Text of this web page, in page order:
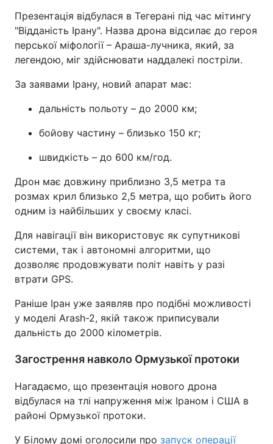
Презентація відбулася в Тегерані під час мітингу
"Відданість Ірану". Назва дрона відсилає до героя
перської міфології – Араша-лучника, який, за
легендою, міг здійснювати наддалекі постріли.
За заявами Ірану, новий апарат має:
дальність польоту – до 2000 км;
бойову частину – близько 150 кг;
швидкість – до 600 км/год.
Дрон має довжину приблизно 3,5 метра та
розмах крил близько 2,5 метра, що робить його
одним із найбільших у своєму класі.
Для навігації він використовує як супутникові
системи, так і автономні алгоритми, що
дозволяє продовжувати політ навіть у разі
втрати GPS.
Раніше Іран уже заявляв про подібні можливості
у моделі Arash-2, якій також приписували
дальність до 2000 кілометрів.
Загострення навколо Ормузької протоки
Нагадаємо, що презентація нового дрона
відбулася на тлі напруження між Іраном і США в
районі Ормузької протоки.
У Білому домі оголосили про запуск операції